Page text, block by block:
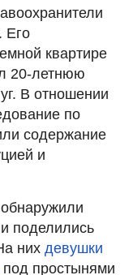
Его
квартире
20-летнюю
В отношении
по
содержание
и
поделились
них девушки
под простынями